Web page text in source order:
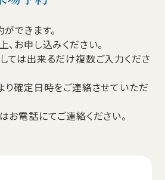
できます。
お申し込みください。
ては出来るだけ複数ご入力くださ
確定日時をご連絡させていただ
電話にてご連絡ください。